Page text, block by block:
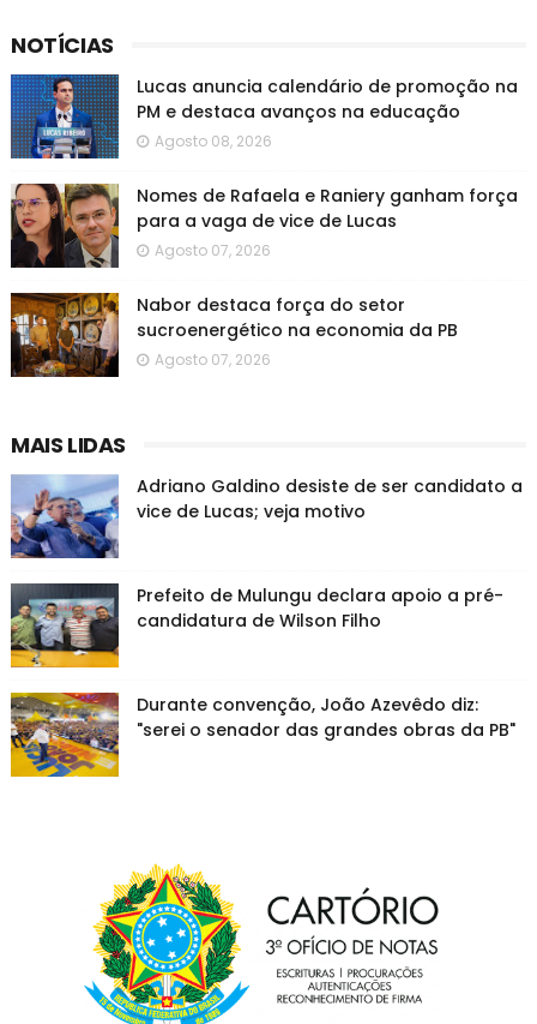
NOTÍCIAS
Lucas anuncia calendário de promoção na
PM e destaca avanços na educação
Agosto 08, 2026
Nomes de Rafaela e Raniery ganham força
para a vaga de vice de Lucas
Agosto 07, 2026
Nabor destaca força do setor
sucroenergético na economia da PB
Agosto 07, 2026
MAIS LIDAS
Adriano Galdino desiste de ser candidato a
vice de Lucas; veja motivo
Prefeito de Mulungu declara apoio a pré-
candidatura de Wilson Filho
Durante convenção, João Azevêdo diz:
"serei o senador das grandes obras da PB"